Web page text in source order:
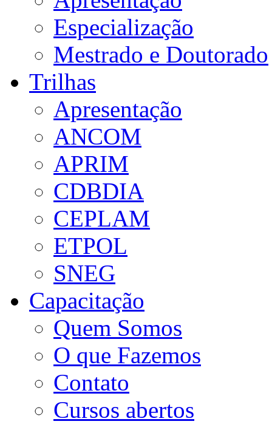
Especialização
Mestrado e Doutorado
Trilhas
Apresentação
ANCOM
APRIM
CDBDIA
CEPLAM
ETPOL
SNEG
Capacitação
Quem Somos
O que Fazemos
Contato
Cursos abertos